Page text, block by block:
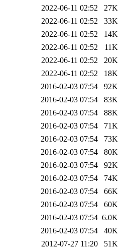
2022-06-11 02:52
27K
2022-06-11 02:52
33K
2022-06-11 02:52
14K
2022-06-11 02:52
11K
2022-06-11 02:52
20K
2022-06-11 02:52
18K
2016-02-03 07:54
92K
2016-02-03 07:54
83K
2016-02-03 07:54
88K
2016-02-03 07:54
71K
2016-02-03 07:54
73K
2016-02-03 07:54
80K
2016-02-03 07:54
92K
2016-02-03 07:54
74K
2016-02-03 07:54
66K
2016-02-03 07:54
60K
2016-02-03 07:54 6.0K
2016-02-03 07:54
40K
2012-07-27 11:20
51K